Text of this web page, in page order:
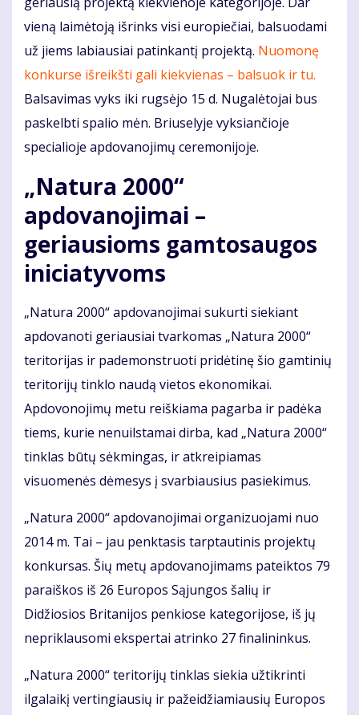
vieną laimėtoją išrinks visi europiečiai, balsuodami
už jiems labiausiai patinkantį projektą. Nuomonę
konkurse išreikšti gali kiekvienas – balsuok ir tu.
Balsavimas vyks iki rugsėjo 15 d. Nugalėtojai bus
paskelbti spalio mėn. Briuselyje vyksiančioje
specialioje apdovanojimų ceremonijoje.
„Natura 2000“
apdovanojimai –
geriausioms gamtosaugos
iniciatyvoms
„Natura 2000“ apdovanojimai sukurti siekiant
apdovanoti geriausiai tvarkomas „Natura 2000“
teritorijas ir pademonstruoti pridėtinę šio gamtinių
teritorijų tinklo naudą vietos ekonomikai.
Apdovonojimų metu reiškiama pagarba ir padėka
tiems, kurie nenuilstamai dirba, kad „Natura 2000“
tinklas būtų sėkmingas, ir atkreipiamas
visuomenės dėmesys į svarbiausius pasiekimus.
„Natura 2000“ apdovanojimai organizuojami nuo
2014 m. Tai – jau penktasis tarptautinis projektų
konkursas. Šių metų apdovanojimams pateiktos 79
paraiškos iš 26 Europos Sąjungos šalių ir
Didžiosios Britanijos penkiose kategorijose, iš jų
nepriklausomi ekspertai atrinko 27 finalininkus.
„Natura 2000“ teritorijų tinklas siekia užtikrinti
ilgalaikį vertingiausių ir pažeidžiamiausių Europos